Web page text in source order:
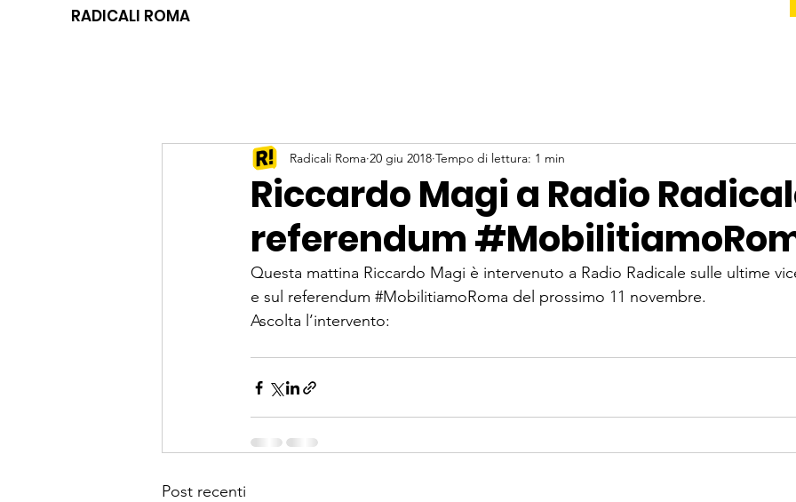
RADICALI ROMA
Riccardo Magi a Radio
referendum
Radicali Roma 20 giu 2018 Tempo di lettura: 1 min
Questa mattina Riccardo Magi è intervenuto a Radio Radicale sulle ultime
e sul referendum #MobilitiamoRoma del prossimo 11 novembre.
Post recenti